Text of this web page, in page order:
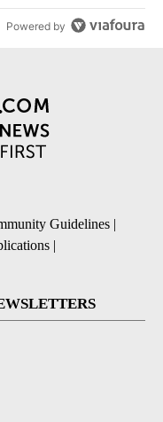
Powered by
Guidelines |
|